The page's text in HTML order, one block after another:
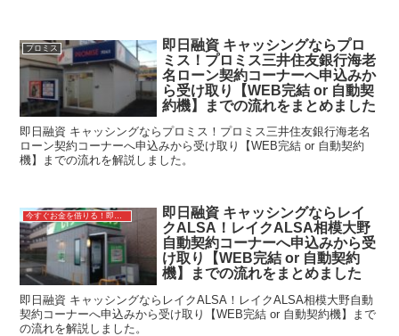
プロミス
即日融資 キャッシングならプロ
ミス！プロミス三井住友銀行海老
名ローン契約コーナーへ申込みか
ら受け取り【WEB完結 or 自動契
約機】までの流れをまとめました
即日融資 キャッシングならプロミス！プロミス三井住友銀行海老名
ローン契約コーナーへ申込みから受け取り【WEB完結 or 自動契約
機】までの流れを解説しました。
即日融資 キャッシングならレイ
クALSA！レイクALSA相模大野
自動契約コーナーへ申込みから受
け取り【WEB完結 or 自動契約
機】までの流れをまとめました
即日融資 キャッシングならレイクALSA！レイクALSA相模大野自動
契約コーナーへ申込みから受け取り【WEB完結 or 自動契約機】まで
の流れを解説しました。